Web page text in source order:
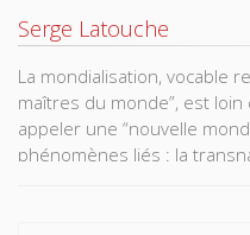
Serge Latouche
La mondialisation, vocable
maîtres du monde”, est loin
appeler une “nouvelle
phénomènes liés : la